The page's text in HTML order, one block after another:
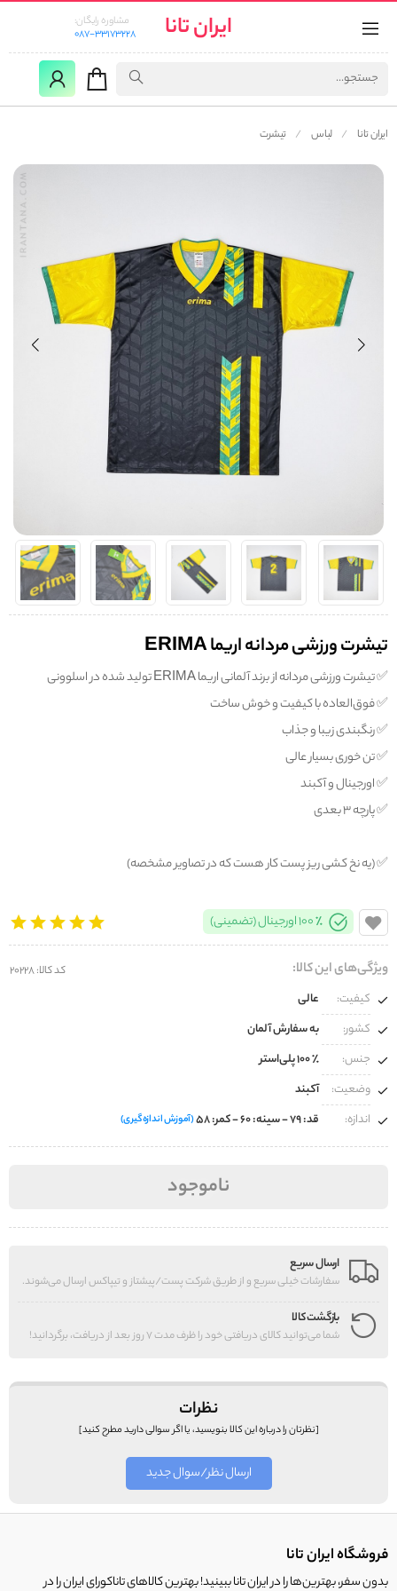
ایران تانا
مشاوره رایگان:
087-33173228
ایران تانا لباس تیشرت
تیشرت ورزشی مردانه اریما ERIMA
✅️ تیشرت ورزشی مردانه از برند آلمانی اریما ERIMA تولید شده در اسلوونی
✅️ فوق‌العاده با کیفیت و خوش ساخت
✅️ رنگبندی زیبا و جذاب
✅️ تن خوری بسیار عالی
✅️ اورجینال و آکبند
✅️ پارچه ۳ بعدی
✅️ (یه نخ کشی ریز پست کار هست که در تصاویر مشخصه)
100% اورجینال (تضمینی)
ویژگی‌های این کالا: کد کالا: 20228
کیفیت:
عالی
کشور:
به سفارش آلمان
جنس:
وضعیت:
آکبند
اندازه:
قد: ۷۹ - سینه: ۶۰ - کمر: ۵۸ (آموزش اندازه‌گیری)
ناموجود
ارسال سریع
سفارشات خیلی سریع و از طریق شرکت پست/پیشتاز و تیپاکس ارسال می‌شوند.
بازگشت کالا
شما می‌توانید کالای دریافتی خود را ظرف مدت 7 روز بعد از دریافت، برگردانید!
نظرات
[نظرتان را درباره این کالا بنویسید، یا اگر سوالی دارید مطرح کنید]
ارسال نظر/سوال جدید
فروشگاه ایران تانا
بدون سفر، بهترین‌ها را در ایران تانا ببینید! بهترین کالاهای تاناکورای ایران را در